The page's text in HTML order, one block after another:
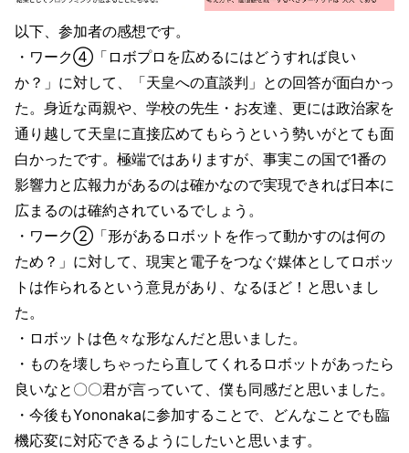
以下、参加者の感想です。
・ワーク④「ロボプロを広めるにはどうすれば良い
か？」に対して、「天皇への直談判」との回答が面白かっ
た。身近な両親や、学校の先生・お友達、更には政治家を
通り越して天皇に直接広めてもらうという勢いがとても面
白かったです。極端ではありますが、事実この国で1番の
影響力と広報力があるのは確かなので実現できれば日本に
広まるのは確約されているでしょう。
・ワーク②「形があるロボットを作って動かすのは何の
ため？」に対して、現実と電子をつなぐ媒体としてロボッ
トは作られるという意見があり、なるほど！と思いまし
た。
・ロボットは色々な形なんだと思いました。
・ものを壊しちゃったら直してくれるロボットがあったら
良いなと〇〇君が言っていて、僕も同感だと思いました。
・今後もYononakaに参加することで、どんなことでも臨
機応変に対応できるようにしたいと思います。